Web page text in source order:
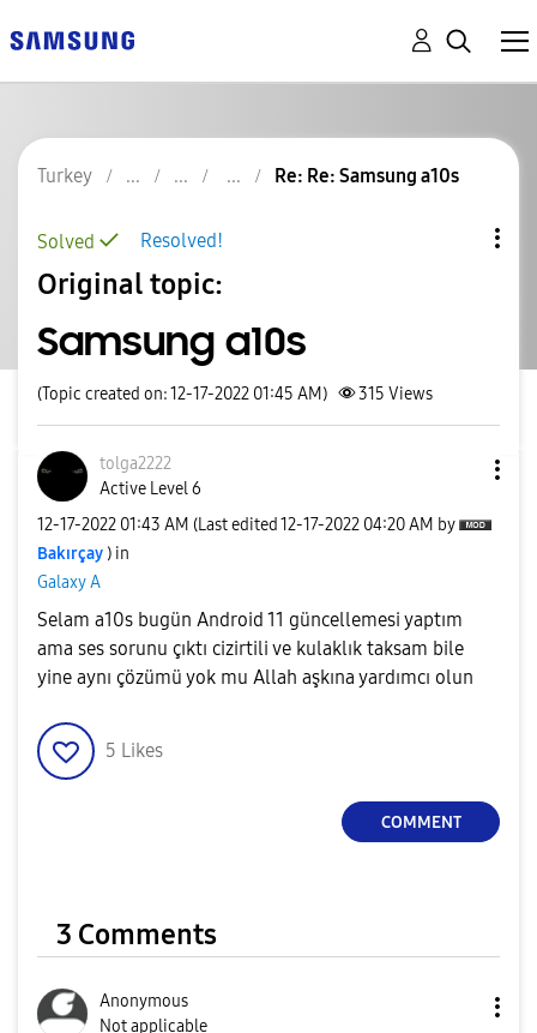
Turkey Re: Re: Samsung a10s
Resolved!
Solved
Original topic:
Samsung a10s
(Topic created on: 12-17-2022 01:45 AM) 315 Views
tolga2222
Active Level 6
‎12-17-2022 01:43 AM (Last edited ‎12-17-2022 04:20 AM by
Bakırçay ) in
Galaxy A
Selam a10s bugün Android 11 güncellemesi yaptım
ama ses sorunu çıktı cizirtili ve kulaklık taksam bile
yine aynı çözümü yok mu Allah aşkına yardımcı olun
5 Likes
COMMENT
3 Comments
Anonymous
Not applicable